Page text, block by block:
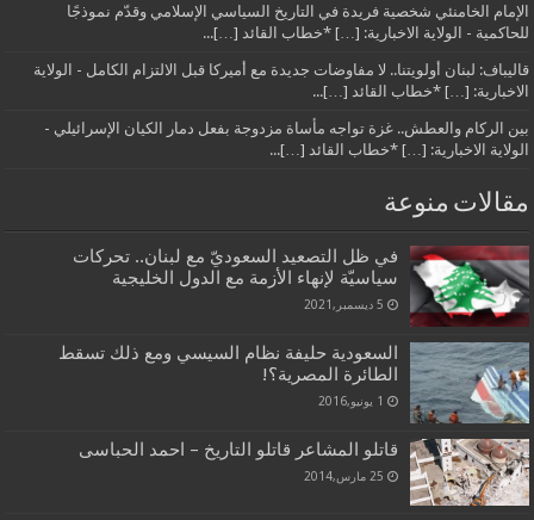
الإمام الخامنئي شخصية فريدة في التاريخ السياسي الإسلامي وقدّم نموذجًا
للحاكمية - الولاية الاخبارية: […] *خطاب القائد […]...
قاليباف: لبنان أولويتنا.. لا مفاوضات جديدة مع أميركا قبل الالتزام الكامل - الولاية
الاخبارية: […] *خطاب القائد […]...
بين الركام والعطش.. غزة تواجه مأساة مزدوجة بفعل دمار الكيان الإسرائيلي -
الولاية الاخبارية: […] *خطاب القائد […]...
مقالات منوعة
في ظل التصعيد السعوديّ مع لبنان.. تحركات
سياسيّة لإنهاء الأزمة مع الدول الخليجية
5 ديسمبر,2021
السعودية حليفة نظام السيسي ومع ذلك تسقط
الطائرة المصرية؟!
1 يونيو,2016
قاتلو المشاعر قاتلو التاريخ – احمد الحباسى
25 مارس,2014